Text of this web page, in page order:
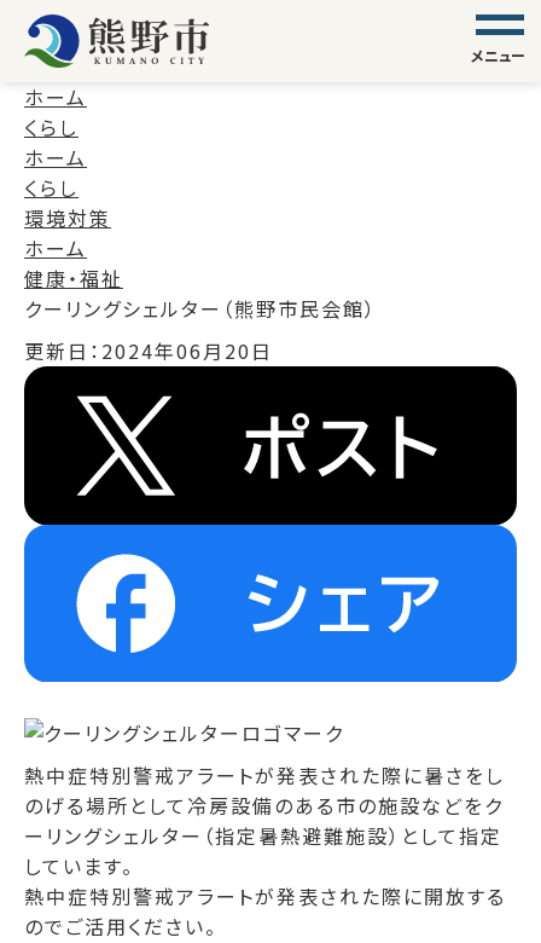
メニュー
ホーム
くらし
ホーム
くらし
環境対策
ホーム
健康・福祉
クーリングシェルター（熊野市民会館）
更新日： 2024年06月20日
熱中症特別警戒アラートが発表された際に暑さをし
のげる場所として冷房設備のある市の施設などをク
ーリングシェルター（指定暑熱避難施設）として指定
しています。
熱中症特別警戒アラートが発表された際に開放する
のでご活用ください。